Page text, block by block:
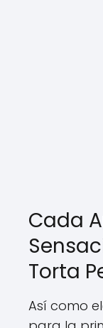
Cada
Torta
Así como